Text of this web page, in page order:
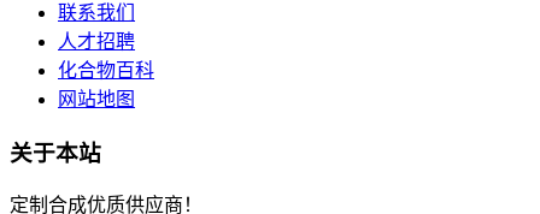
联系我们
人才招聘
化合物百科
网站地图
关于本站
定制合成优质供应商！